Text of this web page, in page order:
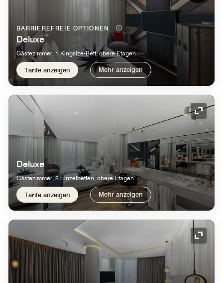
BARRIEREFREIE OPTIONEN
Deluxe
Gästezimmer, 1 Kingsize-Bett, obere Etagen
Tarife anzeigen Mehr anzeigen
Deluxe
Gästezimmer, 2 Einzelbetten, obere Etagen
Tarife anzeigen Mehr anzeigen